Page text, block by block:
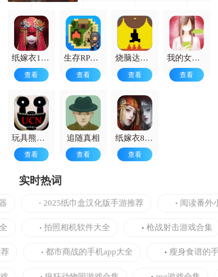
划；即时战略则需快速决策和操作。它们
受欢迎是因为能锻炼思维，带来智力挑战
的成就感。玩家可在复杂局势中运用智慧
制定战术，体验运筹帷幄的乐趣，通过不
断思考、尝试和调整策略来取得胜利，享
受脑力碰撞的快感，是策略爱好者的不二
之选。
纸嫁衣1免费版
查看
生存RPG开放世界
查看
烧脑达人闯关
查看
我的女友在被人追赶
查看
玩具熊午夜后宫
查看
追随真相
查看
纸嫁衣8千子树
查看
实时热词
2025纸巾盒汉化版手游推荐 阅读番外小
拍照相机软件大全 枪战射击游戏合集
都市商战的手机app大全 瘦身食谱的手